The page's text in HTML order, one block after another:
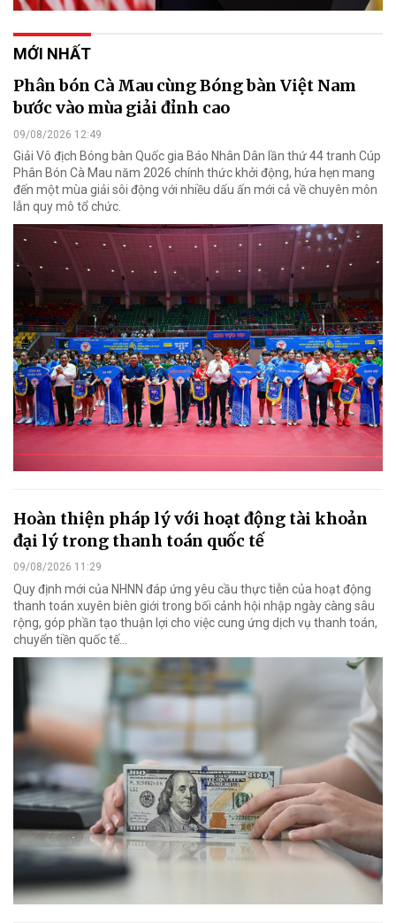
MỚI NHẤT
Phân bón Cà Mau cùng Bóng bàn Việt Nam
bước vào mùa giải đỉnh cao
09/08/2026 12:49
Giải Vô địch Bóng bàn Quốc gia Báo Nhân Dân lần thứ 44 tranh Cúp
Phân Bón Cà Mau năm 2026 chính thức khởi động, hứa hẹn mang
đến một mùa giải sôi động với nhiều dấu ấn mới cả về chuyên môn
lẫn quy mô tổ chức.
Hoàn thiện pháp lý với hoạt động tài khoản
đại lý trong thanh toán quốc tế
09/08/2026 11:29
Quy định mới của NHNN đáp ứng yêu cầu thực tiễn của hoạt động
thanh toán xuyên biên giới trong bối cảnh hội nhập ngày càng sâu
rộng, góp phần tạo thuận lợi cho việc cung ứng dịch vụ thanh toán,
chuyển tiền quốc tế...